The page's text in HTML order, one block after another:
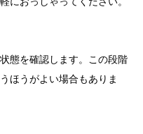
態を確認します。この段階
ほうがよい場合もありま